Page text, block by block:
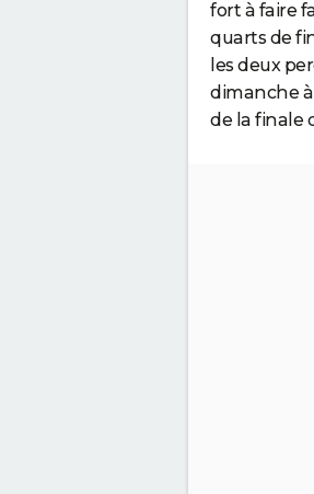
fort à faire
quarts de
les deux
dimanche
de la finale